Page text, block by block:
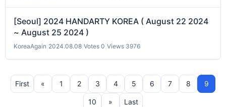
[Seoul] 2024 HANDARTY KOREA ( August 22 2024
~ August 25 2024 )
KoreaAgain 2024.08.08 Votes 0 Views 3976
First « 1 2 3 4 5 6 7 8 9
10 » Last